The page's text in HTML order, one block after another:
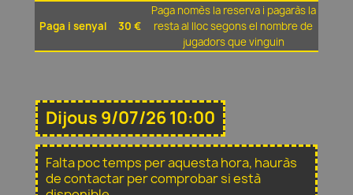
Paga i senyal 30 €
Paga nomès la reserva i pagaràs la
resta al lloc segons el nombre de
jugadors que vinguin
Dijous 9/07/26 10:00
Falta poc temps per aquesta hora, hauràs
de contactar per comprobar si està